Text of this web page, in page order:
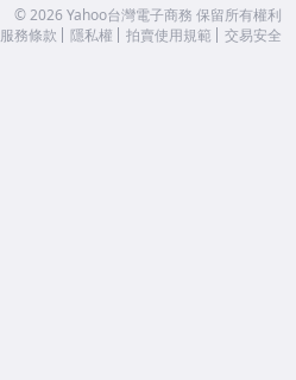
©2026 Yahoo台灣電子商務 保留所有權利
服務條款
隱私權 拍賣使用規範 交易安全